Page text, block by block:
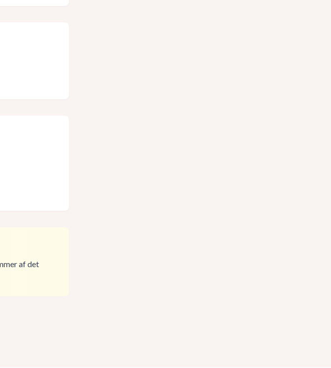
af det